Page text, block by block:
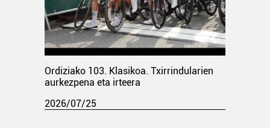
Ordiziako 103. Klasikoa. Txirrindularien
aurkezpena eta irteera
2026/07/25